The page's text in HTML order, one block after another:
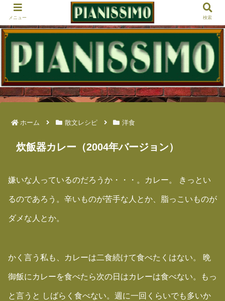
ホーム 散文レシピ 洋食
炊飯器カレー（2004年バージョン）
嫌いな人っているのだろうか・・・。カレー。 きっとい
るのであろう。辛いものが苦手な人とか、脂っこいものが
ダメな人とか。
かく言う私も、カレーは二食続けて食べたくはない。 晩
御飯にカレーを食べたら次の日はカレーは食べない。もっ
と言うと しばらく食べない。週に一回くらいでも多いか
メニュー 検索